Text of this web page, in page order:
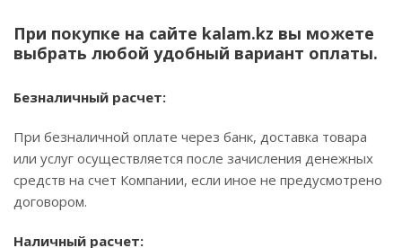
При покупке на сайте kalam.kz вы можете
выбрать любой удобный вариант оплаты.
Безналичный расчет:
При безналичной оплате через банк, доставка товара
или услуг осуществляется после зачисления денежных
средств на счет Компании, если иное не предусмотрено
договором.
Наличный расчет: